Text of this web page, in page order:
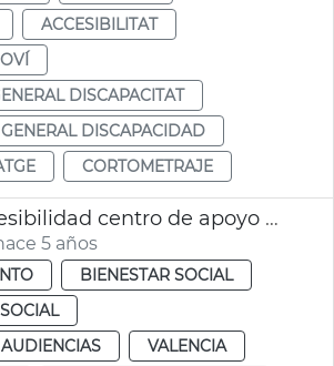
ACCESIBILITAT
DISCAPACITAT
DISCAPACIDAD
CORTOMETRAJE
Mejora accesibilidad centro de apoyo CAST
5 años
BIENESTAR SOCIAL
VALENCIA